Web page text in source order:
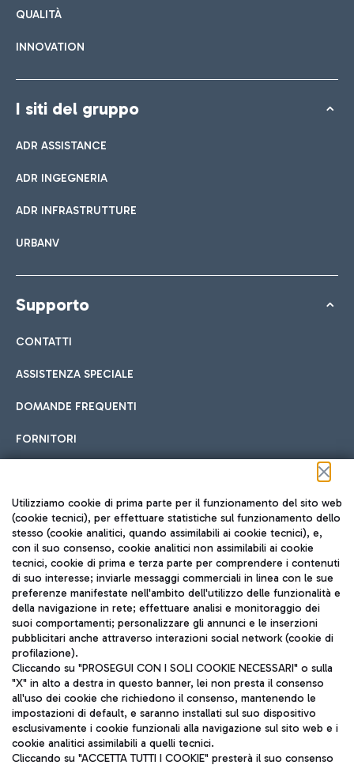
QUALITÀ
INNOVATION
I siti del gruppo
ADR ASSISTANCE
ADR INGEGNERIA
ADR INFRASTRUTTURE
URBANV
Supporto
CONTATTI
ASSISTENZA SPECIALE
DOMANDE FREQUENTI
FORNITORI
Seguici sui social
TRAVEL JOURNAL
ITA
Aeroporti di Roma S.p.A. - Società soggetta a direzione e
coordinamento di Mundys S.p.A.
Utilizziamo cookie di prima parte per il funzionamento del sito web
(cookie tecnici), per effettuare statistiche sul funzionamento dello
stesso (cookie analitici, quando assimilabili ai cookie tecnici), e,
con il suo consenso, cookie analitici non assimilabili ai cookie
tecnici, cookie di prima e terza parte per comprendere i contenuti
di suo interesse; inviarle messaggi commerciali in linea con le sue
preferenze manifestate nell'ambito dell'utilizzo delle funzionalità e
della navigazione in rete; effettuare analisi e monitoraggio dei
suoi comportamenti; personalizzare gli annunci e le inserzioni
pubblicitari anche attraverso interazioni social network (cookie di
profilazione).
Cliccando su "PROSEGUI CON I SOLI COOKIE NECESSARI" o sulla
"X" in alto a destra in questo banner, lei non presta il consenso
all'uso dei cookie che richiedono il consenso, mantenendo le
impostazioni di default, e saranno installati sul suo dispositivo
esclusivamente i cookie funzionali alla navigazione sul sito web e i
cookie analitici assimilabili a quelli tecnici.
Cliccando su "ACCETTA TUTTI I COOKIE" presterà il suo consenso